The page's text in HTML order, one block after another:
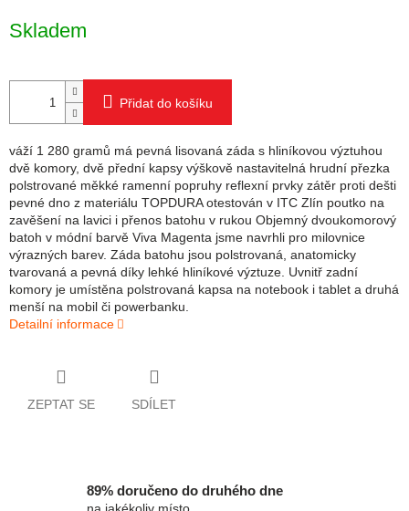
Skladem
Přidat do košíku
váží 1 280 gramů má pevná lisovaná záda s hliníkovou výztuhou
dvě komory, dvě přední kapsy výškově nastavitelná hrudní přezka
polstrované měkké ramenní popruhy reflexní prvky zátěr proti dešti
pevné dno z materiálu TOPDURA otestován v ITC Zlín poutko na
zavěšení na lavici i přenos batohu v rukou Objemný dvoukomorový
batoh v módní barvě Viva Magenta jsme navrhli pro milovnice
výrazných barev. Záda batohu jsou polstrovaná, anatomicky
tvarovaná a pevná díky lehké hliníkové výztuze. Uvnitř zadní
komory je umístěna polstrovaná kapsa na notebook i tablet a druhá
menší na mobil či powerbanku.
Detailní informace
ZEPTAT SE SDÍLET
89% doručeno do druhého dne